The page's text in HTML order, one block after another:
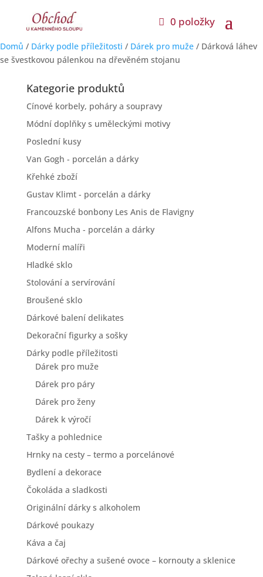
0 položky
Domů / Dárky podle příležitosti / Dárek pro muže / Dárková láhev
se švestkovou pálenkou na dřevěném stojanu
Kategorie produktů
Cínové korbely, poháry a soupravy
Módní doplňky s uměleckými motivy
Poslední kusy
Van Gogh - porcelán a dárky
Křehké zboží
Gustav Klimt - porcelán a dárky
Francouzské bonbony Les Anis de Flavigny
Alfons Mucha - porcelán a dárky
Moderní malíři
Hladké sklo
Stolování a servírování
Broušené sklo
Dárkové balení delikates
Dekorační figurky a sošky
Dárky podle příležitosti
Dárek pro muže
Dárek pro páry
Dárek pro ženy
Dárek k výročí
Tašky a pohlednice
Hrnky na cesty – termo a porcelánové
Bydlení a dekorace
Čokoláda a sladkosti
Originální dárky s alkoholem
Dárkové poukazy
Káva a čaj
Dárkové ořechy a sušené ovoce – kornouty a sklenice